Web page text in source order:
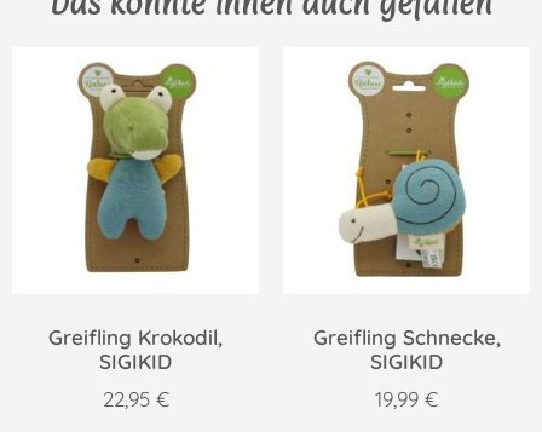
Greifling Krokodil,
SIGIKID
22,95 €
Greifling Schnecke,
SIGIKID
19,99 €